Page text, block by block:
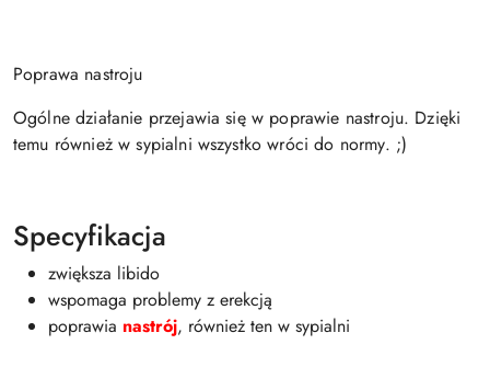
Poprawa nastroju
Ogólne działanie przejawia się w poprawie nastroju. Dzięki
temu również w sypialni wszystko wróci do normy. ;)
Specyfikacja
zwiększa libido
wspomaga problemy z erekcją
poprawia nastrój, również ten w sypialni